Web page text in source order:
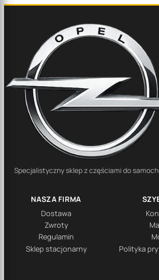
Specjalistyczny sklep z częściami do
NASZA FIRMA
Dostawa
Zwroty
Regulamin
Sklep stacjonarny
Polityka